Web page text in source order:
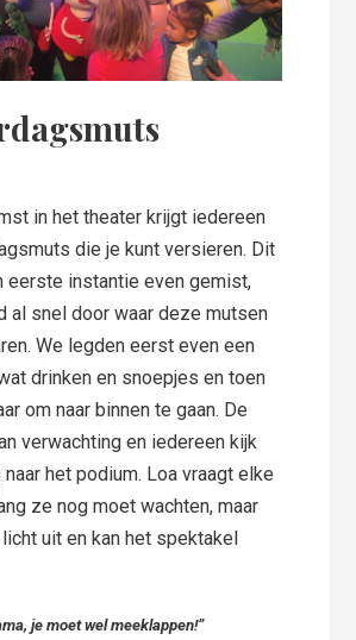
in het theater krijgt iedereen
die je kunt versieren. Dit
eerste instantie even gemist,
al snel door waar deze mutsen
We legden eerst even een
drinken en snoepjes en toen
om naar binnen te gaan. De
verwachting en iedereen kijk
het podium. Loa vraagt elke
ze nog moet wachten, maar
uit en kan het spektakel
je moet wel meeklappen!”